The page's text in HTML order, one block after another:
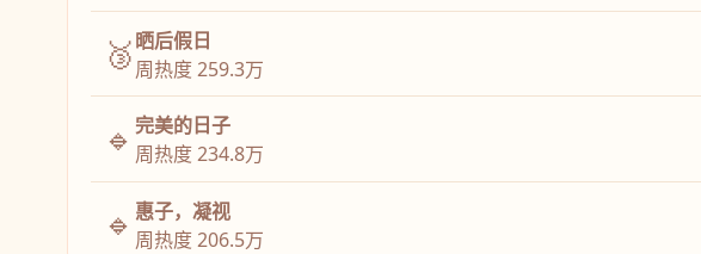
🥉晒后假日
周热度 259.3万
🔹 完美的日子
周热度 234.8万
🔹 惠子，凝视
周热度 206.5万